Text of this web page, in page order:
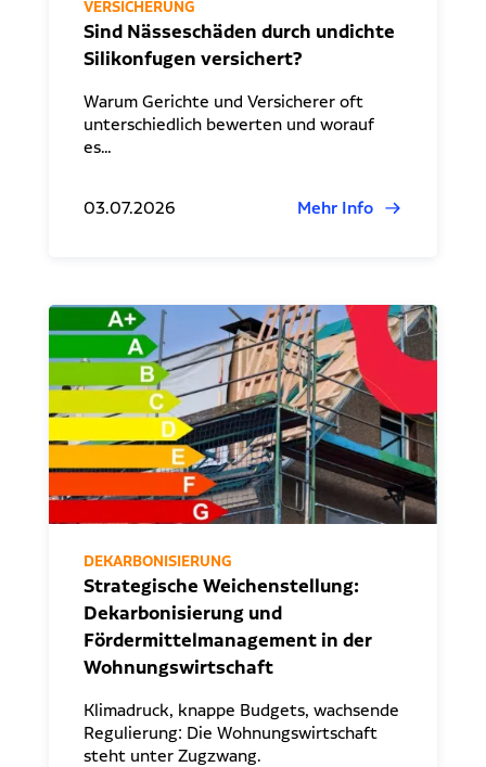
VERSICHERUNG
Sind Nässeschäden durch undichte
Silikonfugen versichert?
Warum Gerichte und Versicherer oft
unterschiedlich bewerten und worauf
es…
03.07.2026 Mehr Info
DEKARBONISIERUNG
Strategische Weichenstellung:
Dekarbonisierung und
Fördermittelmanagement in der
Wohnungswirtschaft
Klimadruck, knappe Budgets, wachsende
Regulierung: Die Wohnungswirtschaft
steht unter Zugzwang.